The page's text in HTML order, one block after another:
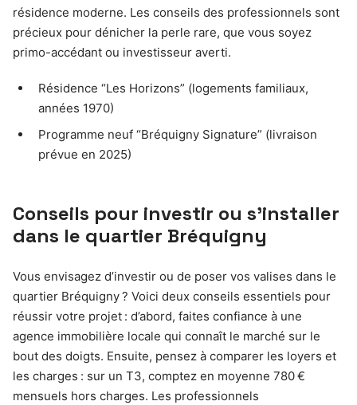
résidence moderne. Les conseils des professionnels sont
précieux pour dénicher la perle rare, que vous soyez
primo-accédant ou investisseur averti.
Résidence “Les Horizons” (logements familiaux,
années 1970)
Programme neuf “Bréquigny Signature” (livraison
prévue en 2025)
Conseils pour investir ou s’installer
dans le quartier Bréquigny
Vous envisagez d’investir ou de poser vos valises dans le
quartier Bréquigny ? Voici deux conseils essentiels pour
réussir votre projet : d’abord, faites confiance à une
agence immobilière locale qui connaît le marché sur le
bout des doigts. Ensuite, pensez à comparer les loyers et
les charges : sur un T3, comptez en moyenne 780 €
mensuels hors charges. Les professionnels